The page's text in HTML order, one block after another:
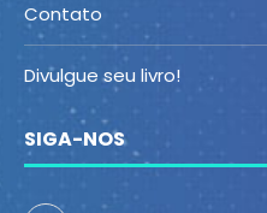
Contato
Divulgue seu livro!
SIGA-NOS